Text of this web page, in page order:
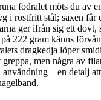
fodralet möts du av
i rostfritt stål; saxen får
ger ifrån sig ett dovt,
222 gram känns
dragkedja löper
men några av
– en detalj